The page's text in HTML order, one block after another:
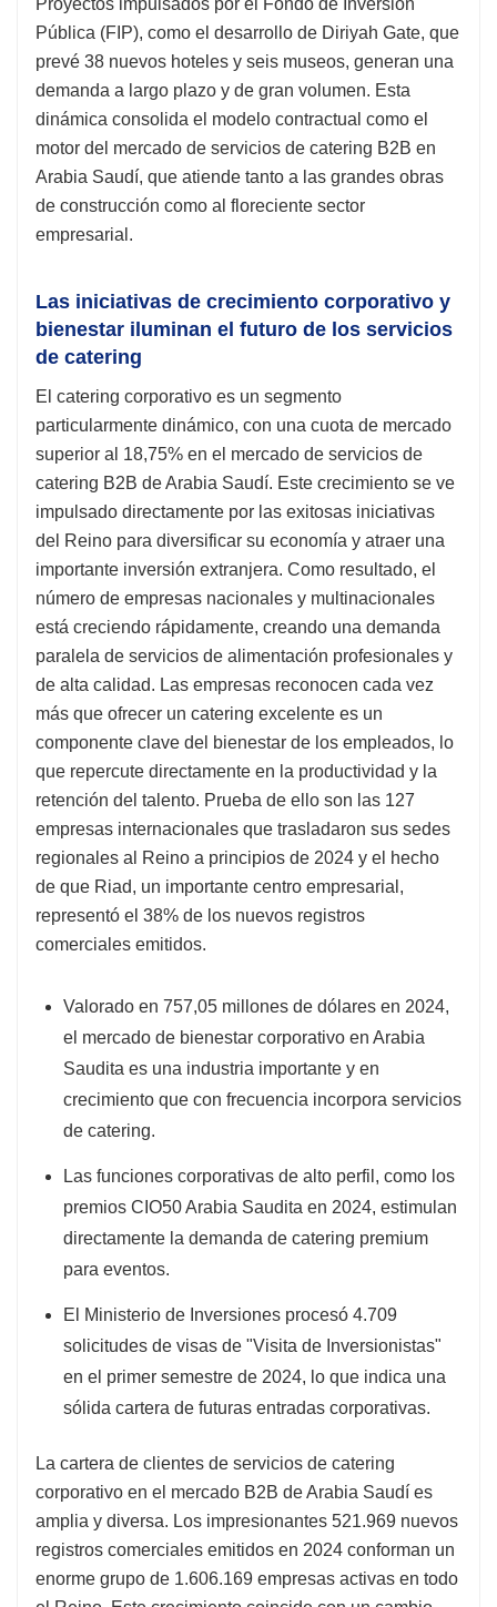
Proyectos impulsados ​​por el Fondo de Inversión
Pública (FIP), como el desarrollo de Diriyah Gate, que
prevé 38 nuevos hoteles y seis museos, generan una
demanda a largo plazo y de gran volumen. Esta
dinámica consolida el modelo contractual como el
motor del mercado de servicios de catering B2B en
Arabia Saudí, que atiende tanto a las grandes obras
de construcción como al floreciente sector
empresarial.
Las iniciativas de crecimiento corporativo y
bienestar iluminan el futuro de los servicios
de catering
El catering corporativo es un segmento
particularmente dinámico, con una cuota de mercado
superior al 18,75% en el mercado de servicios de
catering B2B de Arabia Saudí. Este crecimiento se ve
impulsado directamente por las exitosas iniciativas
del Reino para diversificar su economía y atraer una
importante inversión extranjera. Como resultado, el
número de empresas nacionales y multinacionales
está creciendo rápidamente, creando una demanda
paralela de servicios de alimentación profesionales y
de alta calidad. Las empresas reconocen cada vez
más que ofrecer un catering excelente es un
componente clave del bienestar de los empleados, lo
que repercute directamente en la productividad y la
retención del talento. Prueba de ello son las 127
empresas internacionales que trasladaron sus sedes
regionales al Reino a principios de 2024 y el hecho
de que Riad, un importante centro empresarial,
representó el 38% de los nuevos registros
comerciales emitidos.
Valorado en 757,05 millones de dólares en 2024,
el mercado de bienestar corporativo en Arabia
Saudita es una industria importante y en
crecimiento que con frecuencia incorpora servicios
de catering.
Las funciones corporativas de alto perfil, como los
premios CIO50 Arabia Saudita en 2024, estimulan
directamente la demanda de catering premium
para eventos.
El Ministerio de Inversiones procesó 4.709
solicitudes de visas de "Visita de Inversionistas"
en el primer semestre de 2024, lo que indica una
sólida cartera de futuras entradas corporativas.
La cartera de clientes de servicios de catering
corporativo en el mercado B2B de Arabia Saudí es
amplia y diversa. Los impresionantes 521.969 nuevos
registros comerciales emitidos en 2024 conforman un
enorme grupo de 1.606.169 empresas activas en todo